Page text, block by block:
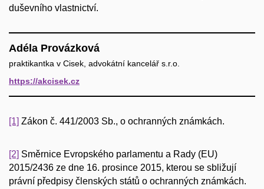
duševního vlastnictví.
Adéla Provázková
praktikantka v Cisek, advokátní kancelář s.r.o.
https://akcisek.cz
[1] Zákon č. 441/2003 Sb., o ochranných známkách.
[2] Směrnice Evropského parlamentu a Rady (EU)
2015/2436 ze dne 16. prosince 2015, kterou se sbližují
právní předpisy členských států o ochranných známkách.